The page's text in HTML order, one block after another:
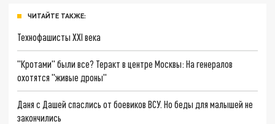
ЧИТАЙТЕ ТАКЖЕ:
Технофашисты XXI века
"Кротами" были все? Теракт в центре Москвы: На генералов
охотятся "живые дроны"
Даня с Дашей спаслись от боевиков ВСУ. Но беды для малышей не
закончились